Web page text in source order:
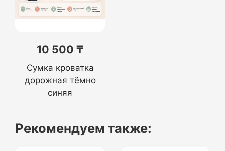
10 500 ₸
Сумка кроватка
дорожная тёмно
синяя
Рекомендуем также: